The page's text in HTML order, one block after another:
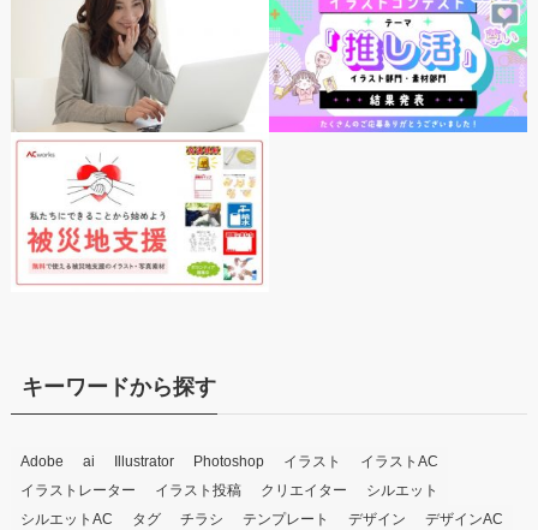
キーワードから探す
Adobe ai Illustrator Photoshop イラスト
イラストAC
イラストレーター
イラスト投稿 クリエイター
シルエット
シルエットAC
タグ チラシ テンプレート デザイン
デザインAC